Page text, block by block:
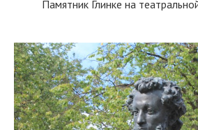
Памятник Глинке на